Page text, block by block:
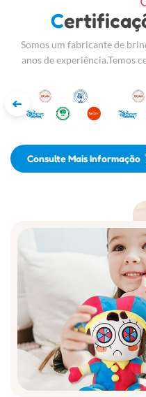
Somos um fabricante de
anos de experiência.Temos
Consulte Mais Informação